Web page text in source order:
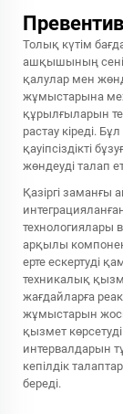
Толық күтім
ашқышының
қалулар мен
жұмыстарына
құрылғыларын
растау кіреді.
қауіпсіздікті
жөндеуді талап
Қазіргі
технологиялары
арқылы
ерте ескертуді
техникалық
жағдайларға
жұмыстарын
қызмет
интервалдарын
кепілдік
береді.